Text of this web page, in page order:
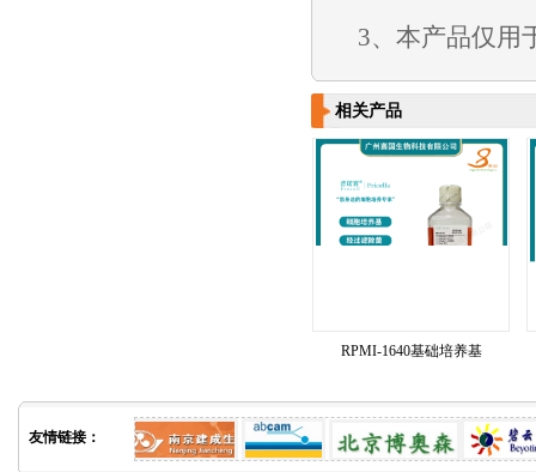
3、本产品仅用
相关产品
RPMI-1640基础培养基
友情链接：